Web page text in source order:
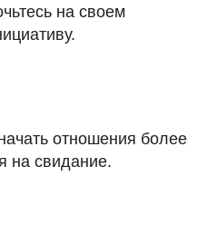
на своем
отношения более
на свидание.